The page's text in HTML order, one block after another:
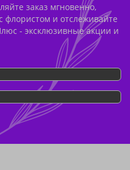
заказ мгновенно,
флористом и отслеживайте
- эксклюзивные акции и